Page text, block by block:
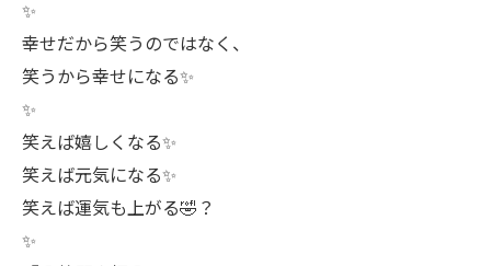
✨
幸せだから笑うのではなく、
笑うから幸せになる✨
✨
笑えば嬉しくなる✨
笑えば元気になる✨
笑えば運気も上がる🤣？
✨